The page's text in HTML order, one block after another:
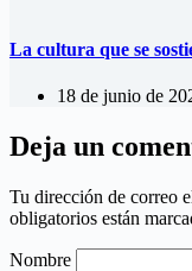
La cultura que se
18 de junio de
Deja un
Tu dirección de correo
obligatorios están
Nombre